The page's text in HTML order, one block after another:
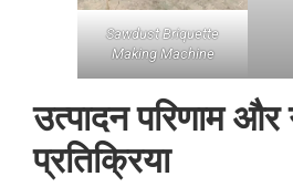
Sawdust Briquette
Making Machine
उत्पादन परिणाम
प्रतिक्रिया